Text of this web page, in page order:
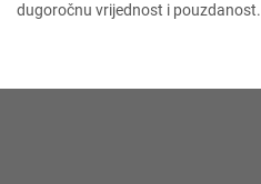
dugoročnu vrijednost i pouzdanost.